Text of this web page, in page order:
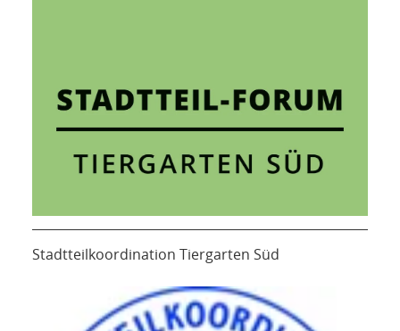
Stadtteilkoordination Tiergarten Süd